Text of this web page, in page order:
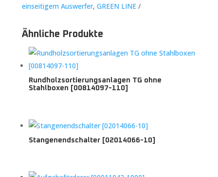
einseitigem Auswerfer, GREEN LINE
Ähnliche Produkte
Rundholzsortierungsanlagen TG ohne
Stahlboxen [00814097-110]
Stangenendschalter [02014066-10]